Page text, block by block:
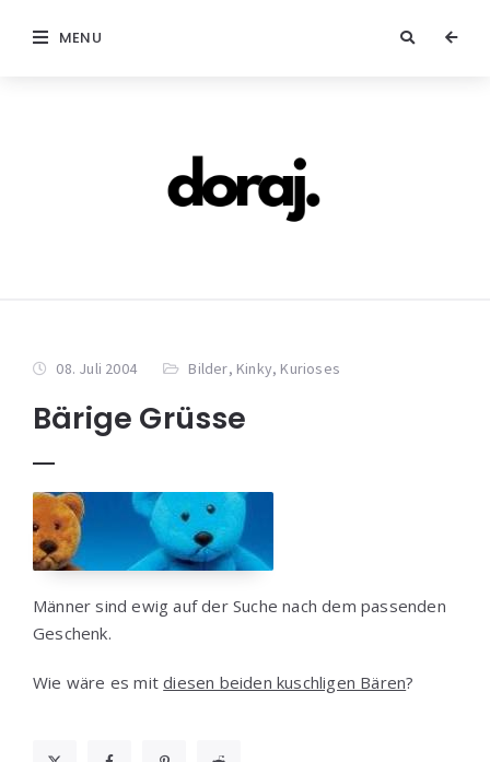
MENU
08. Juli 2004 Bilder, Kinky, Kurioses
Bärige Grüsse
Männer sind ewig auf der Suche nach dem passenden
Geschenk.
Wie wäre es mitdiesen beiden kuschligen Bären?